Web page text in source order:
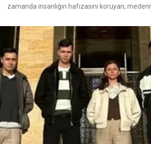
zamanda insanlığın hafızasını koruyan,